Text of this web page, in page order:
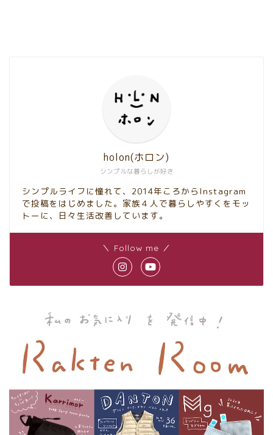
シンプルな暮らしが好き
holon(ホロン)
シンプルライフに憧れて、2014年ころからInstagram
で投稿をはじめました。家族４人で暮らしやすくをモッ
トーに、日々生活改善しています。
＼ Follow me ／